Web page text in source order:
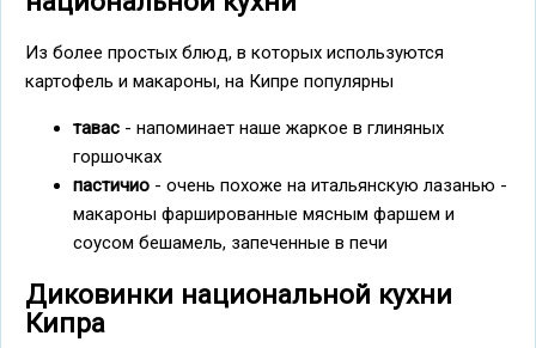
Из более простых блюд, в которых используются
картофель и макароны, на Кипре популярны
тавас - напоминает наше жаркое в глиняных
горшочках
пастичио - очень похоже на итальянскую лазанью -
макароны фаршированные мясным фаршем и
соусом бешамель, запеченные в печи
Диковинки национальной кухни
Кипра